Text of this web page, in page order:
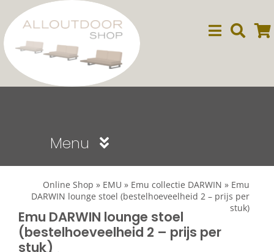
naar
inhoud
Menu
Dining
Online Shop » EMU » Emu collectie DARWIN » Emu
DARWIN lounge stoel (bestelhoeveelheid 2 – prijs per
stuk)
Emu DARWIN lounge stoel
(bestelhoeveelheid 2 – prijs per
stuk)